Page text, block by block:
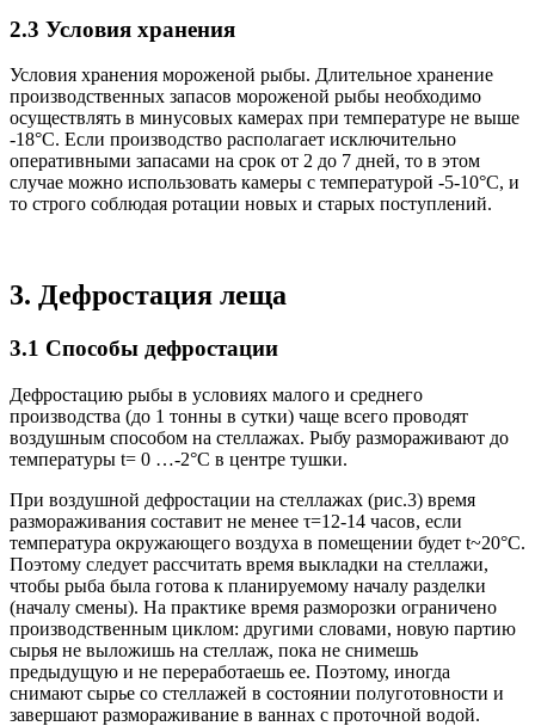
2.3 Условия хранения
Условия хранения мороженой рыбы. Длительное хранение
производственных запасов мороженой рыбы необходимо
осуществлять в минусовых камерах при температуре не выше
-18°С. Если производство располагает исключительно
оперативными запасами на срок от 2 до 7 дней, то в этом
случае можно использовать камеры с температурой -5-10°С, и
то строго соблюдая ротации новых и старых поступлений.
3. Дефростация леща
3.1 Способы дефростации
Дефростацию рыбы в условиях малого и среднего
производства (до 1 тонны в сутки) чаще всего проводят
воздушным способом на стеллажах. Рыбу размораживают до
температуры t= 0 …-2°С в центре тушки.
При воздушной дефростации на стеллажах (рис.3) время
размораживания составит не менее τ=12-14 часов, если
температура окружающего воздуха в помещении будет t~20°С.
Поэтому следует рассчитать время выкладки на стеллажи,
чтобы рыба была готова к планируемому началу разделки
(началу смены). На практике время разморозки ограничено
производственным циклом: другими словами, новую партию
сырья не выложишь на стеллаж, пока не снимешь
предыдущую и не переработаешь ее. Поэтому, иногда
снимают сырье со стеллажей в состоянии полуготовности и
завершают размораживание в ваннах с проточной водой.